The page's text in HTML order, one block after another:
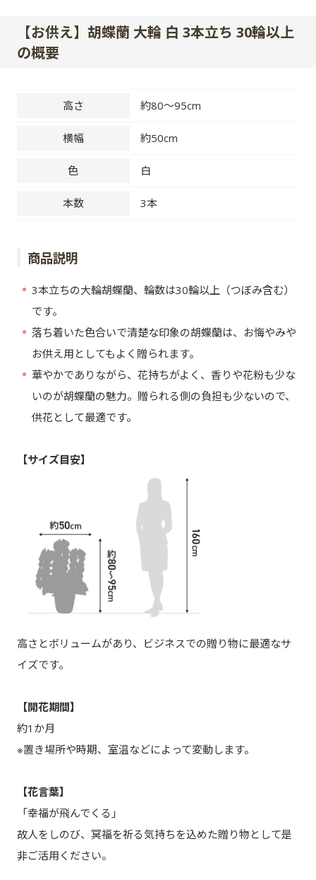
【お供え】胡蝶蘭 大輪 白 3本立ち 30輪以上
の概要
高さ 約80～95cm
横幅 約50cm
色 白
本数 3本
商品説明
3本立ちの大輪胡蝶蘭、輪数は30輪以上（つぼみ含む）
です。
落ち着いた色合いで清楚な印象の胡蝶蘭は、お悔やみや
お供え用としてもよく贈られます。
華やかでありながら、花持ちがよく、香りや花粉も少な
いのが胡蝶蘭の魅力。贈られる側の負担も少ないので、
供花として最適です。
【サイズ目安】
高さとボリュームがあり、ビジネスでの贈り物に最適なサ
イズです。
【開花期間】
約1か月
※置き場所や時期、室温などによって変動します。
【花言葉】
「幸福が飛んでくる」
故人をしのび、冥福を祈る気持ちを込めた贈り物として是
非ご活用ください。